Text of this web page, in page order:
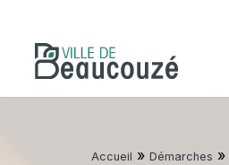
Accueil » Démarches »